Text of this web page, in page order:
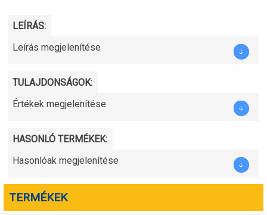
LEÍRÁS:
Leírás megjelenítése
TULAJDONSÁGOK:
Értékek megjelenítése
HASONLÓ TERMÉKEK:
Hasonlóak megjelenítése
TERMÉKEK